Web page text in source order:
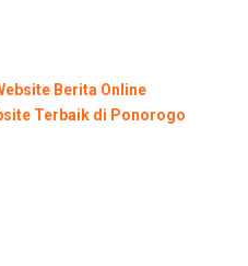
Berita Online
Terbaik di Ponorogo